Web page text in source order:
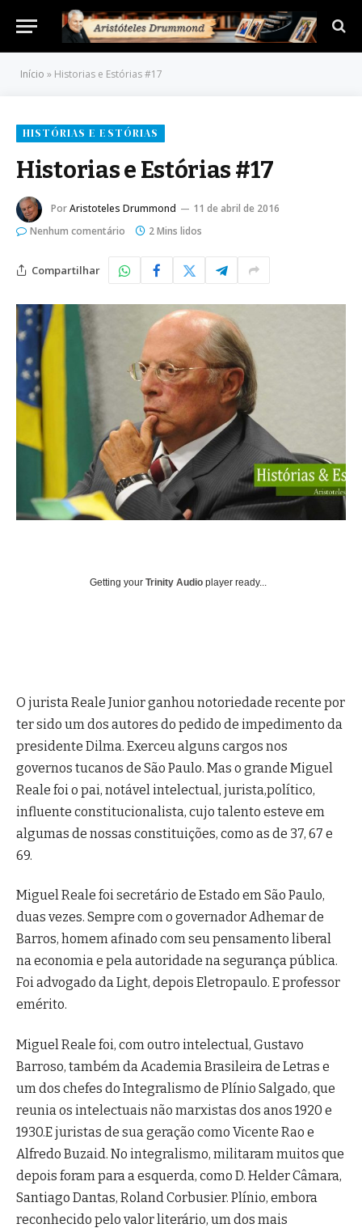
Início » Historias e Estórias #17
HISTÓRIAS E ESTÓRIAS
Historias e Estórias #17
PorAristoteles Drummond
11 de abril de 2016
Nenhum comentário
2 Mins lidos
Compartilhar
Getting your Trinity Audio player ready...
O jurista Reale Junior ganhou notoriedade recente por
ter sido um dos autores do pedido de impedimento da
presidente Dilma. Exerceu alguns cargos nos
governos tucanos de São Paulo. Mas o grande Miguel
Reale foi o pai, notável intelectual, jurista,político,
influente constitucionalista, cujo talento esteve em
algumas de nossas constituições, como as de 37, 67 e
69.
Miguel Reale foi secretário de Estado em São Paulo,
duas vezes. Sempre com o governador Adhemar de
Barros, homem afinado com seu pensamento liberal
na economia e pela autoridade na segurança pública.
Foi advogado da Light, depois Eletropaulo. E professor
emérito.
Miguel Reale foi, com outro intelectual, Gustavo
Barroso, também da Academia Brasileira de Letras e
um dos chefes do Integralismo de Plínio Salgado, que
reunia os intelectuais não marxistas dos anos 1920 e
1930.E juristas de sua geração como Vicente Rao e
Alfredo Buzaid. No integralismo, militaram muitos que
depois foram para a esquerda, como D. Helder Câmara,
Santiago Dantas, Roland Corbusier. Plínio, embora
reconhecido pelo valor literário, um dos mais